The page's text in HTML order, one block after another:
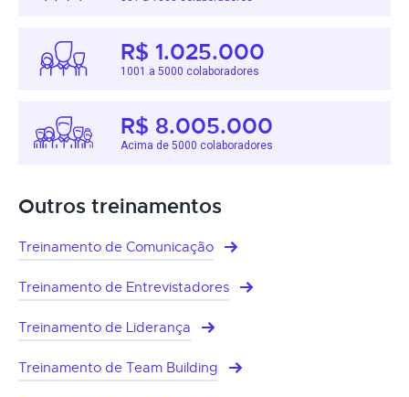
R$ 1.025.000
1001 a 5000 colaboradores
R$ 8.005.000
Acima de 5000 colaboradores
Outros treinamentos
Treinamento de Comunicação
Treinamento de Entrevistadores
Treinamento de Liderança
Treinamento de Team Building